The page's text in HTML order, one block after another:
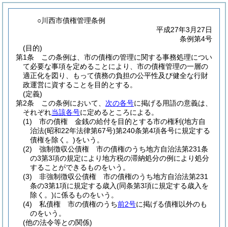
○川西市債権管理条例
平成27年3月27日
条例第4号
(目的)
第1条
この条例は、市の債権の管理に関する事務処理につい
て必要な事項を定めることにより、市の債権管理の一層の
適正化を図り、もって債務の負担の公平性及び健全な行財
政運営に資することを目的とする。
(定義)
第2条
この条例において、 次の各号に掲げる用語の意義は、
それぞれ当該各号に定めるところによる。
(1)
市の債権 金銭の給付を目的とする市の権利 (地方自
治法(昭和22年法律第67号)第240条第4項各号に規定する
債権を除く。)をいう。
(2)
強制徴収公債権 市の債権のうち地方自治法第231条
の3第3項の規定により地方税の滞納処分の例により処分
することができるものをいう。
(3)
非強制徴収公債権 市の債権のうち地方自治法第231
条の3第1項に規定する歳入(同条第3項に規定する歳入を
除く。)に係るものをいう。
(4)
私債権 市の債権のうち前2号に掲げる債権以外のも
のをいう。
(他の法令等との関係)